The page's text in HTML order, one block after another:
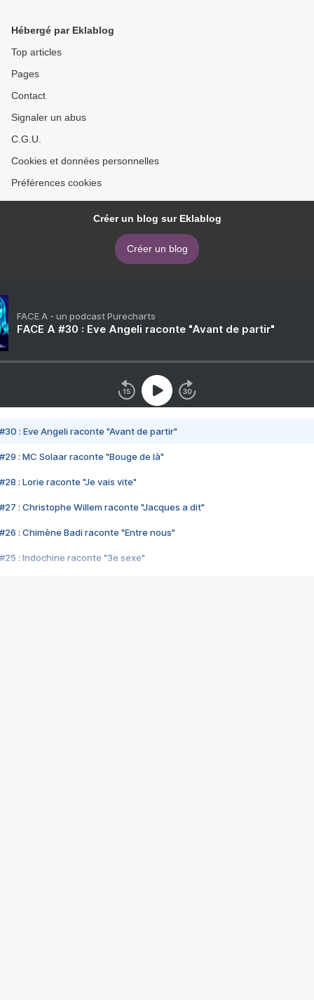
Hébergé par Eklablog
Top articles
Pages
Contact
Signaler un abus
C.G.U.
Cookies et données personnelles
Préférences cookies
Créer un blog sur Eklablog
Créer un blog
FACE A - un podcast Purecharts
FACE A #30 : Eve Angeli raconte "Avant de partir"
#30 : Eve Angeli raconte "Avant de partir"
#29 : MC Solaar raconte "Bouge de là"
#28 : Lorie raconte "Je vais vite"
#27 : Christophe Willem raconte "Jacques a dit"
#26 : Chimène Badi raconte "Entre nous"
#25 : Indochine raconte "3e sexe"